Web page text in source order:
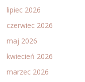
lipiec 2026
czerwiec 2026
maj 2026
kwiecień 2026
marzec 2026